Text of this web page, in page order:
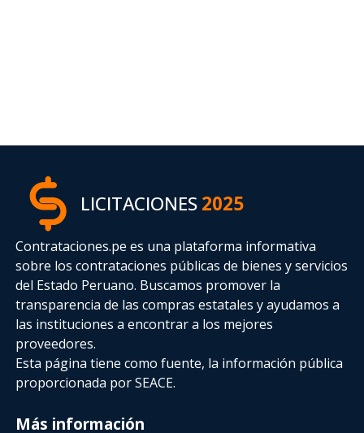
LICITACIONES2025
Contrataciones.pe es una plataforma informativa
sobre los contrataciones públicas de bienes y servicios
del Estado Peruano. Buscamos promover la
transparencia de las compras estatalesy ayudamos a
las instituciones a encontrar a los mejores
proveedores.
Esta página tiene como fuente, la información pública
proporcionada por SEACE.
Más información